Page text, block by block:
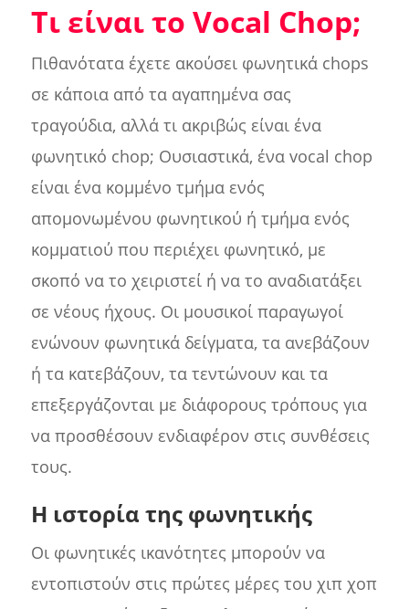
Τι είναι το Vocal Chop;
Πιθανότατα έχετε ακούσει φωνητικά chops
σε κάποια από τα αγαπημένα σας
τραγούδια, αλλά τι ακριβώς είναι ένα
φωνητικό chop; Ουσιαστικά, ένα vocal chop
είναι ένα κομμένο τμήμα ενός
απομονωμένου φωνητικού ή τμήμα ενός
κομματιού που περιέχει φωνητικό, με
σκοπό να το χειριστεί ή να το αναδιατάξει
σε νέους ήχους. Οι μουσικοί παραγωγοί
ενώνουν φωνητικά δείγματα, τα ανεβάζουν
ή τα κατεβάζουν, τα τεντώνουν και τα
επεξεργάζονται με διάφορους τρόπους για
να προσθέσουν ενδιαφέρον στις συνθέσεις
τους.
Η ιστορία της φωνητικής
Οι φωνητικές ικανότητες μπορούν να
εντοπιστούν στις πρώτες μέρες του χιπ χοπ